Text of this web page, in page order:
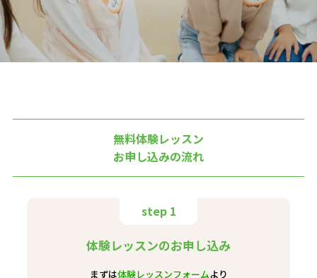
無料体験レッスン
お申し込みの流れ
step 1
体験レッスンのお申し込み
まずは体験レッスンフォームより